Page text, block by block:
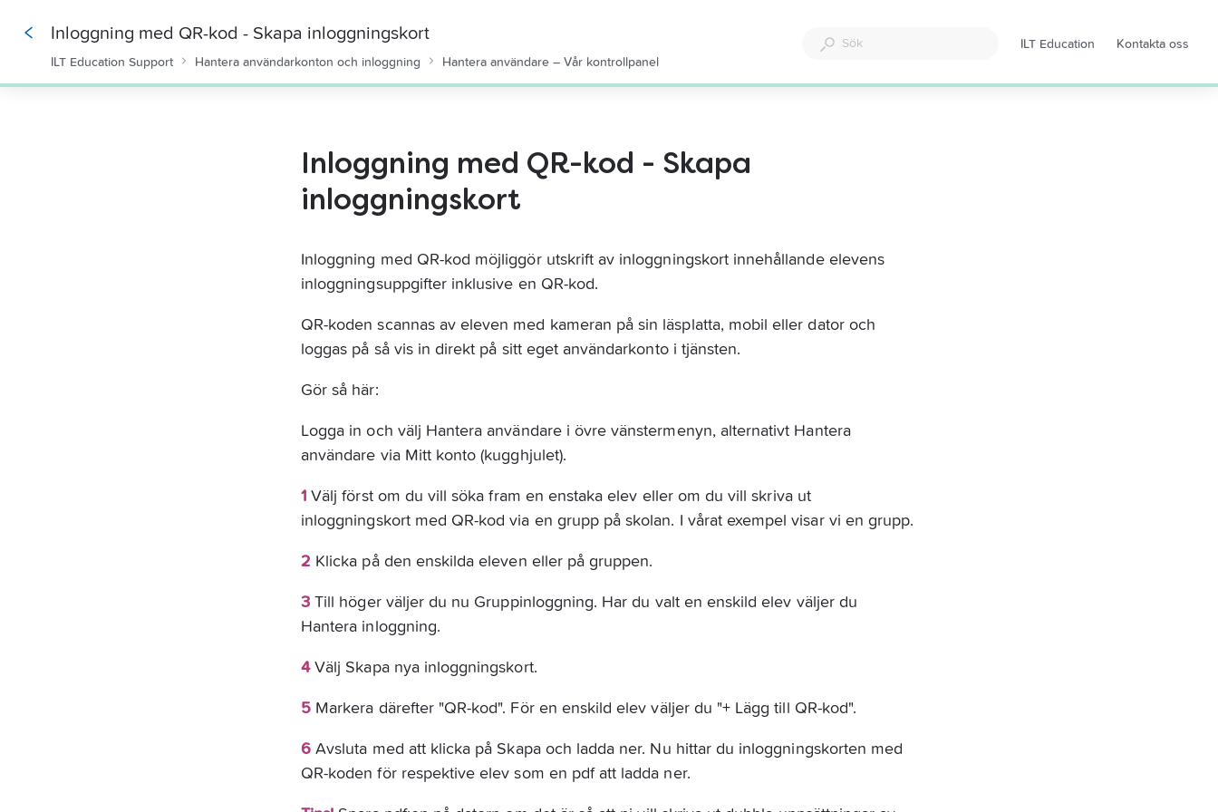
0%
Inloggning med QR-kod - Skapa inloggningskort
ILT Education Support Hantera användarkonton och inloggning Hantera användare – Vår kontrollpanel
ILT Education
Öppnas
Kontakta oss
Inloggning med QR-kod - Skapa
inloggningskort
Inloggning med QR-kod möjliggör utskrift av inloggningskort innehållande elevens
inloggningsuppgifter inklusive en QR-kod.
QR-koden scannas av eleven med kameran på sin läsplatta, mobil eller dator och
loggas på så vis in direkt på sitt eget användarkonto i tjänsten.
Gör så här:
Logga in och välj Hantera användare i övre vänstermenyn, alternativt Hantera
användare via Mitt konto (kugghjulet).
1 Välj först om du vill söka fram en enstaka elev eller om du vill skriva ut
inloggningskort med QR-kod via en grupp på skolan. I vårat exempel visar vi en grupp.
2 Klicka på den enskilda eleven eller på gruppen.
3 Till höger väljer du nu Gruppinloggning. Har du valt en enskild elev väljer du
Hantera inloggning.
4 Välj Skapa nya inloggningskort.
5 Markera därefter "QR-kod". För en enskild elev väljer du "+ Lägg till QR-kod".
6 Avsluta med att klicka på Skapa och ladda ner. Nu hittar du inloggningskorten med
QR-koden för respektive elev som en pdf att ladda ner.